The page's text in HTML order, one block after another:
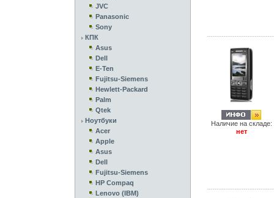
JVC
Panasonic
Sony
КПК
Asus
Dell
E-Ten
Fujitsu-Siemens
Hewlett-Packard
Palm
Qtek
Ноутбуки
Acer
Apple
Asus
Dell
Fujitsu-Siemens
HP Compaq
Lenovo (IBM)
Наличие на складе:
нет